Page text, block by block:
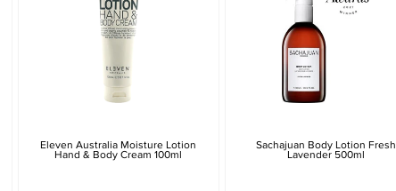
Eleven Australia Moisture Lotion
Hand & Body Cream 100ml
Sachajuan Body Lotion Fresh
Lavender 500ml